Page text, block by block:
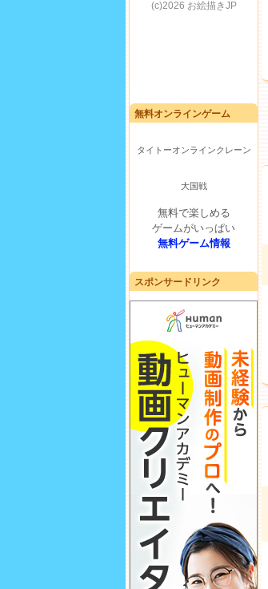
無料オンラインゲーム
タイトーオンラインクレーン
大国戦
無料で楽しめる
ゲームがいっぱい
無料ゲーム情報
スポンサードリンク